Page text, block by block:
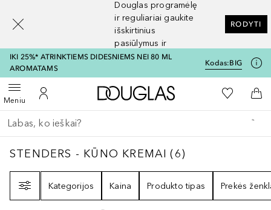
Douglas programėlę
ir reguliariai gaukite
išskirtinius
pasiūlymus ir
nuolaidas
RODYTI
IKI 25%* ATRINKTIEMS DIDESNIEMS NEI 80 ML
AROMATAMS
Kodas:BIG
MeniuAtidaryti meniuĮ mano paskyrą
Į Douglas pagrindinį
Į mano
Į
Grįžk atgal
Vykdykite paiešką
STENDERS - KŪNO KREMAI6
STENDERS - KŪNO KREMAI (6)
Kategorijos
Kaina Produkto tipas Prekės
[navigation.slideout.screenreader]